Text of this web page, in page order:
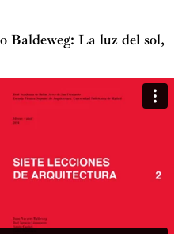
Baldeweg: La luz del sol,